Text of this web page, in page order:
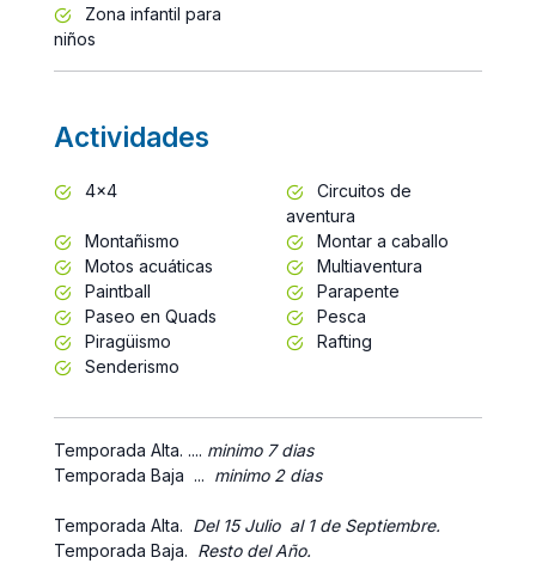
Zona infantil para
niños
Actividades
4x4
Circuitos de
aventura
Montañismo
Montar a caballo
Motos acuáticas
Multiaventura
Paintball
Parapente
Paseo en Quads
Pesca
Piragüismo
Rafting
Senderismo
Temporada Alta. .... minimo 7 dias
Temporada Baja ... minimo 2 dias
Temporada Alta. Del 15 Julio al 1 de Septiembre.
Temporada Baja. Resto del Año.